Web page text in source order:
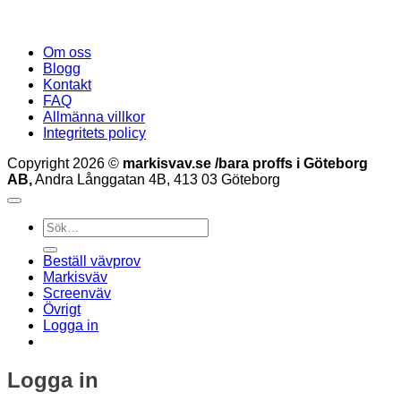
Om oss
Blogg
Kontakt
FAQ
Allmänna villkor
Integritets policy
Copyright 2026 © markisvav.se /bara proffs i Göteborg
AB,Andra Långgatan 4B, 413 03 Göteborg
Sök
efter:
Beställ vävprov
Markisväv
Screenväv
Övrigt
Logga in
Logga in